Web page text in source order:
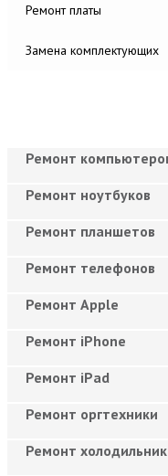
Ремонт платы
Замена комплектующих
Ремонт
Ремонт ноутбуков
Ремонт планшетов
Ремонт телефонов
Ремонт Apple
Ремонт iPhone
Ремонт iPad
Ремонт оргтехники
Ремонт